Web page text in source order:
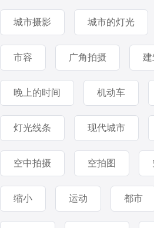
城市摄影 城市的灯光
市容 广角拍摄 建
晚上的时间 机动车
灯光线条 现代城市
空中拍摄 空拍图
缩小 运动 都市